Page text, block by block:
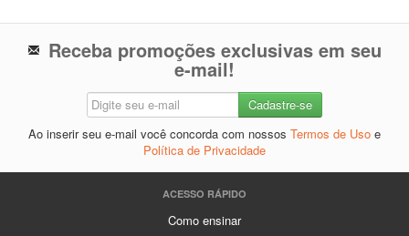
Receba promoções exclusivas em seu
e-mail!
Ao inserir seu e-mail você concorda com nossos Termos de Uso e
Política de Privacidade
ACESSO RÁPIDO
Como ensinar